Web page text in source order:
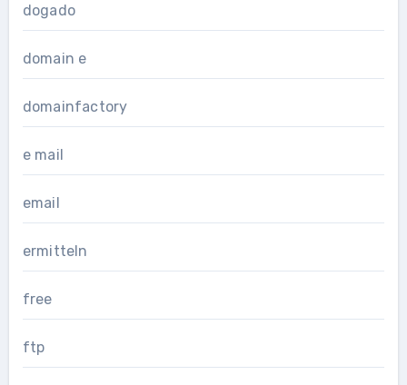
dogado
domain e
domainfactory
e mail
email
ermitteln
free
ftp